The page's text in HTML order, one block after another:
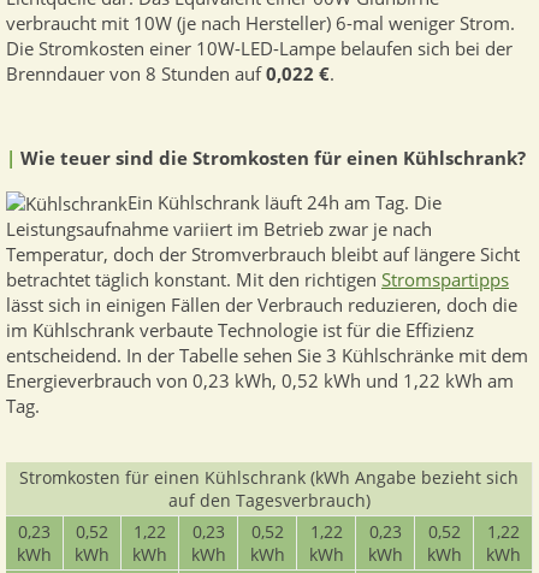
verbraucht mit 10W (je nach Hersteller) 6-mal weniger Strom.
Die Stromkosten einer 10W-LED-Lampe belaufen sich bei der
Brenndauer von 8 Stunden auf0,022 €.
| Wie teuer sind die Stromkosten für einen Kühlschrank?
Ein Kühlschrank läuft 24h am Tag. Die
Leistungsaufnahme variiert im Betrieb zwar je nach
Temperatur, doch der Stromverbrauch bleibt auf längere Sicht
betrachtet täglich konstant. Mit den richtigen Stromspartipps
lässt sich in einigen Fällen der Verbrauch reduzieren, doch die
im Kühlschrank verbaute Technologie ist für die Effizienz
entscheidend. In der Tabelle sehen Sie 3 Kühlschränke mit dem
Energieverbrauch von 0,23 kWh, 0,52 kWh und 1,22 kWh am
Tag.
Stromkosten für einen Kühlschrank (kWh Angabe bezieht sich
auf den Tagesverbrauch)
0,23
kWh
0,52
kWh
1,22
kWh
0,23
kWh
0,52
kWh
1,22
kWh
0,23
kWh
0,52
kWh
1,22
kWh